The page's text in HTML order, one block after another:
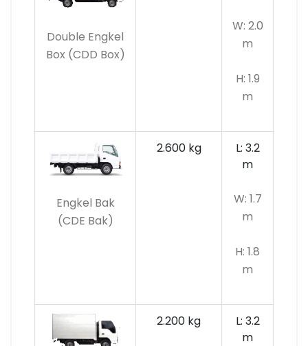
Double Engkel
Box (CDD Box)
W: 2.0
m
H: 1.9
m
Engkel Bak
(CDE Bak)
2.600 kg
L: 3.2
m
W: 1.7
m
H: 1.8
m
2.200 kg
L: 3.2
m